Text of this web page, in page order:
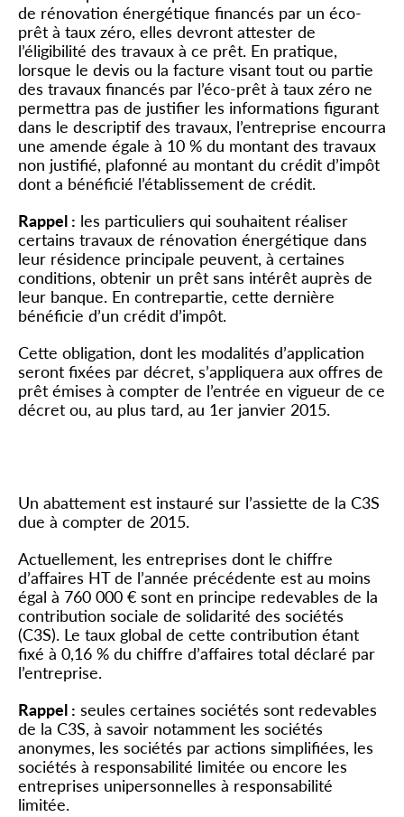
de rénovation énergétique financés par un éco-
prêt à taux zéro, elles devront attester de
l’éligibilité des travaux à ce prêt. En pratique,
lorsque le devis ou la facture visant tout ou partie
des travaux financés par l’éco-prêt à taux zéro ne
permettra pas de justifier les informations figurant
dans le descriptif des travaux, l’entreprise encourra
une amende égale à 10 % du montant des travaux
non justifié, plafonné au montant du crédit d’impôt
dont a bénéficié l’établissement de crédit.
Rappel : les particuliers qui souhaitent réaliser
certains travaux de rénovation énergétique dans
leur résidence principale peuvent, à certaines
conditions, obtenir un prêt sans intérêt auprès de
leur banque. En contrepartie, cette dernière
bénéficie d’un crédit d’impôt.
Cette obligation, dont les modalités d’application
seront fixées par décret, s’appliquera aux offres de
prêt émises à compter de l’entrée en vigueur de ce
décret ou, au plus tard, au 1er janvier 2015.
Un abattement est instauré sur l’assiette de la C3S
due à compter de 2015.
Actuellement, les entreprises dont le chiffre
d’affaires HT de l’année précédente est au moins
égal à 760 000 € sont en principe redevables de la
contribution sociale de solidarité des sociétés
(C3S). Le taux global de cette contribution étant
fixé à 0,16 % du chiffre d’affaires total déclaré par
l’entreprise.
Rappel : seules certaines sociétés sont redevables
de la C3S, à savoir notamment les sociétés
anonymes, les sociétés par actions simplifiées, les
sociétés à responsabilité limitée ou encore les
entreprises unipersonnelles à responsabilité
limitée.